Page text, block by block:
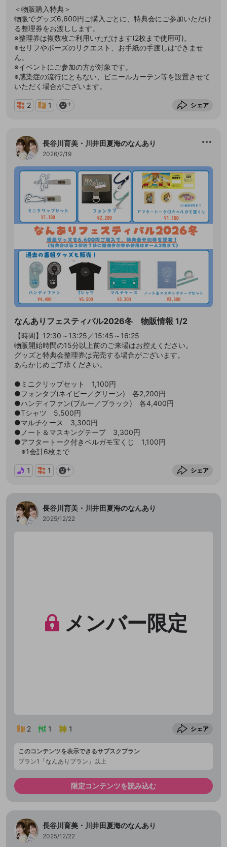
＜物販購入特典＞
物販でグッズ6,600円ご購入ごとに、特典会にご参加いただけ
る整理券をお渡しします。
※整理券は複数枚ご利用いただけます(2枚まで使用可)。
※セリフやポーズのリクエスト、お手紙の手渡しはできませ
ん。
※イベントにご参加の方が対象です。
※感染症の流行にともない、ビニールカーテン等を設置させて
いただく場合がございます。
2 1 シェア
長谷川育美・川井田夏海のなんあり
2026/2/19
なんありフェスティバル2026冬 物販情報 1/2
【時間】12:30～13:25／15:45～16:25
物販開始時間の15分以上前のご来場はお控えください。
グッズと特典会整理券は完売する場合がございます。
あらかじめご了承ください。
●ミニクリップセット 1,100円
●フォンタブ(ネイビー／グリーン) 各2,200円
●ハンディファン(ブルー／ブラック) 各4,400円
●Tシャツ 5,500円
●マルチケース 3,300円
●ノート＆マスキングテープ 3,300円
●アフタートーク付きベルガモ宝くじ 1,100円
※1会計6枚まで
1 1 シェア
長谷川育美・川井田夏海のなんあり
2025/12/22
メンバー限定
2 1 1 シェア
このコンテンツを表示できるサブスクプラン
プラン1「なんありプラン」以上
限定コンテンツを読み込む
長谷川育美・川井田夏海のなんあり
2025/12/22